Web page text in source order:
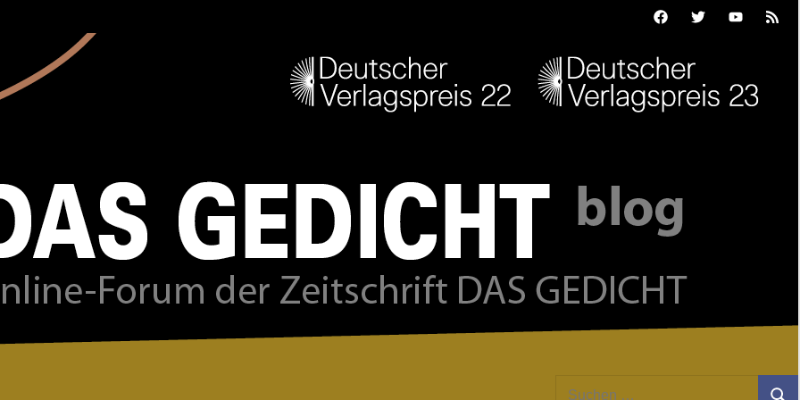
FacebookTwitterYoutubeFeed
Suchen